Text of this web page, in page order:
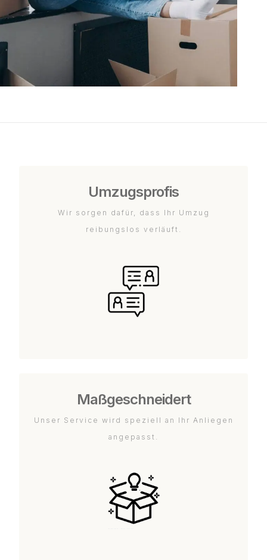
Umzugsprofis
Wir sorgen dafür, dass Ihr Umzug
reibungslos verläuft.
Maßgeschneidert
Unser Service wird speziell an Ihr Anliegen
angepasst.